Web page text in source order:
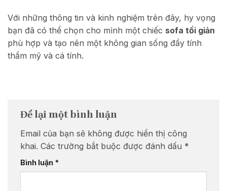
Với những thông tin và kinh nghiệm trên đây, hy vọng
bạn đã có thể chọn cho mình một chiếc sofa tối giản
phù hợp và tạo nên một không gian sống đầy tính
thẩm mỹ và cá tính.
Để lại một bình luận
Email của bạn sẽ không được hiển thị công
khai. Các trường bắt buộc được đánh dấu *
Bình luận *